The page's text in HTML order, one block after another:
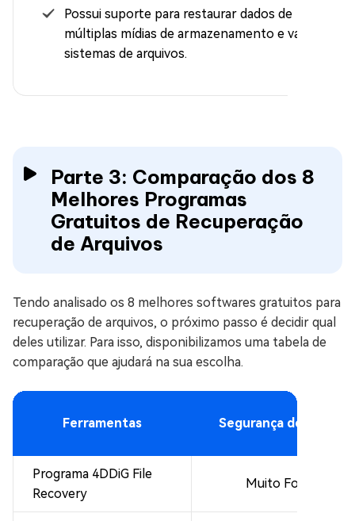
Possui suporte para restaurar dados de
múltiplas mídias de armazenamento e variados
sistemas de arquivos.
Parte 3: Comparação dos 8
Melhores Programas
Gratuitos de Recuperação
de Arquivos
Tendo analisado os 8 melhores softwares gratuitos para
recuperação de arquivos, o próximo passo é decidir qual
deles utilizar. Para isso, disponibilizamos uma tabela de
comparação que ajudará na sua escolha.
Ferramentas Segurança de Dados
Programa 4DDiG File
Recovery
Muito Forte